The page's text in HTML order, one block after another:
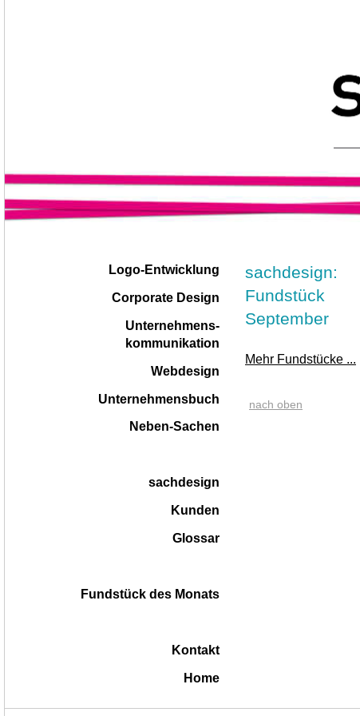
sachdesign:
Fundstück
September
Mehr Fundstücke ...
nach oben
Navigation
Logo-Entwicklung
Corporate Design
Unternehmens-
kommunikation
Webdesign
Unternehmensbuch
Neben-Sachen
sachdesign
Kunden
Glossar
Fundstück des Monats
Kontakt
Home